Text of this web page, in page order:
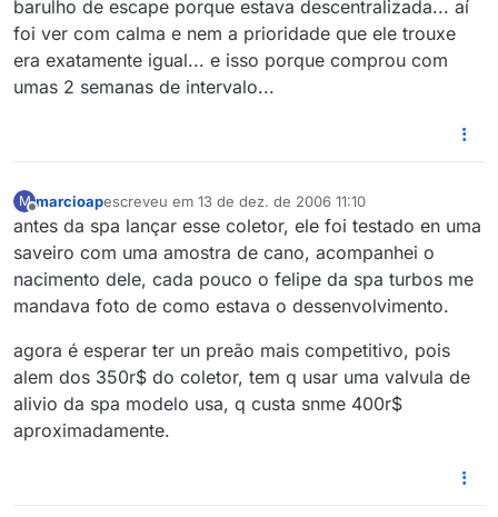
barulho de escape porque estava descentralizada... aí
foi ver com calma e nem a prioridade que ele trouxe
era exatamente igual... e isso porque comprou com
umas 2 semanas de intervalo...
M
Offline
marcioapescreveu em 13 de dez. de 2006 11:10
última edição por
antes da spa lançar esse coletor, ele foi testado en uma
saveiro com uma amostra de cano, acompanhei o
nacimento dele, cada pouco o felipe da spa turbos me
mandava foto de como estava o dessenvolvimento.
agora é esperar ter un preão mais competitivo, pois
alem dos 350r$ do coletor, tem q usar uma valvula de
alivio da spa modelo usa, q custa snme 400r$
aproximadamente.